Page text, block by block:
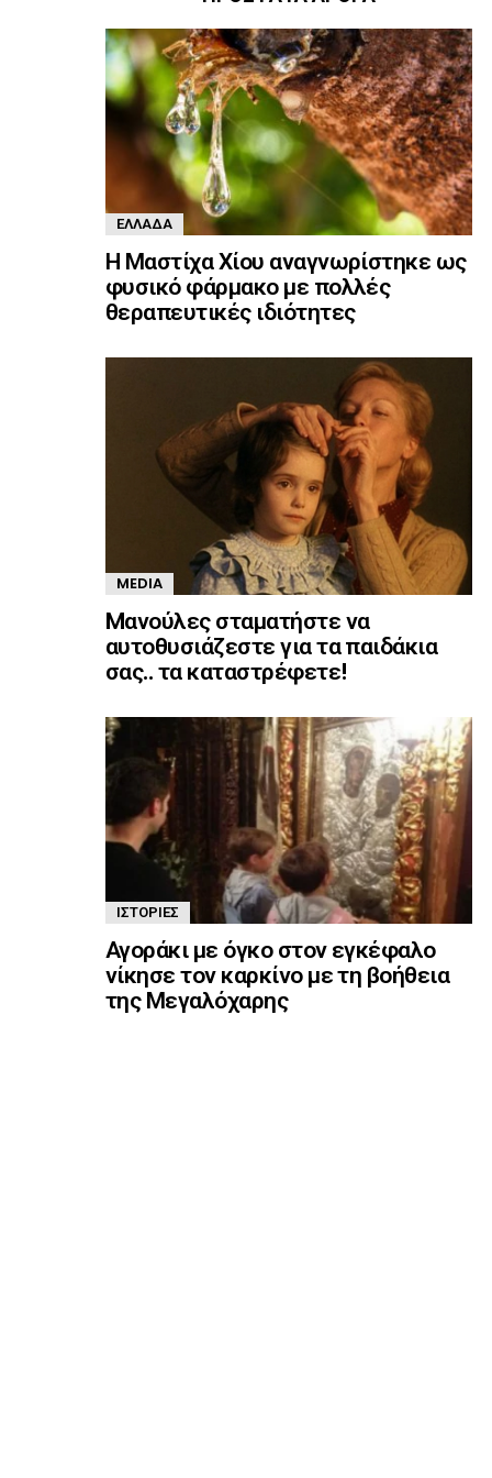
ΕΛΛΆΔΑ
Η Μαστίχα Χίου αναγνωρίστηκε ως
φυσικό φάρμακο με πολλές
θεραπευτικές ιδιότητες
MEDIA
Mανούλες σταματήστε να
αυτοθυσιάζεστε για τα παιδάκια
σας.. τα καταστρέφετε!
ΙΣΤΟΡΊΕΣ
Αγοράκι με όγκο στον εγκέφαλο
νίκησε τον καρκίνο με τη βοήθεια
της Μεγαλόχαρης